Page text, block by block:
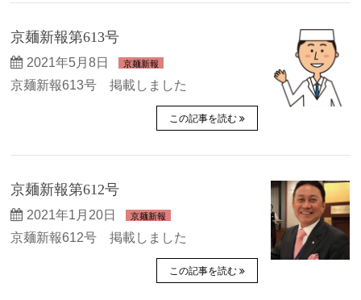
京麺新報第613号
2021年5月8日 京麺新報
京麺新報613号 掲載しました
この記事を読む
京麺新報第612号
2021年1月20日 京麺新報
京麺新報612号 掲載しました
この記事を読む